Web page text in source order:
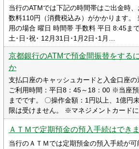
当行のATMでは下記の時間帯はご出金時
数料110円（消費税込み）がかかります。
用の場合 曜日 時間帯 手数料 平日 8:45ま
土･日･祝･ 12月31日･1月2日･1月…
京都銀行のATMで預金間振替をする
か
支払口座のキャッシュカードと入金口座
ご利用時間：平日8：45～18：00 ※当座
までです。 〇操作金額：1円以上、1億円
限は受けません。 ※マネジメントカード
ＡＴＭで定期預金の預入手続はでき
当行のＡＴＭでは定期預金の預入手続が